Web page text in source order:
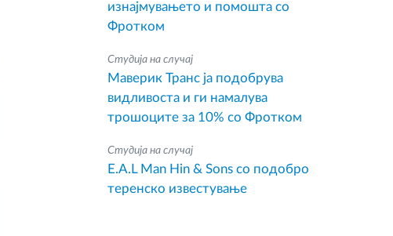
изнајмувањето и помошта со
Фротком
Студија на случај
Маверик Транс ја подобрува
видливоста и ги намалува
трошоците за 10% со Фротком
Студија на случај
E.A.L Man Hin & Sons со подобро
теренско известување